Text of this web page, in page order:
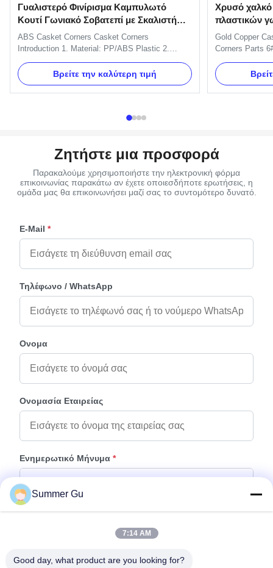
Γυαλιστερό Φινίρισμα Καμπυλωτό
Κουτί Γωνιακό Σοβατεπί με Σκαλιστή
Ανάγλυφη Υφή Λουλουδιών
ABS Casket Corners​ Casket Corners​
Introduction 1. Material: PP/ABS Plastic 2.
Packing: Each PC in a polybag, then in carton.
4. More models are available. 5. ISO certificate
and OEM service available. Casket Corners
Βρείτε την καλύτερη τιμή
Χρυσό χαλκό
πλαστικών
9#
Gold Copper
Corners Parts
Gold, Silver
Material Plastic
(Mainland)
Ζητήστε μια προσφορά
Παρακαλούμε χρησιμοποιήστε την ηλεκτρονική φόρμα
επικοινωνίας παρακάτω αν έχετε οποιεσδήποτε ερωτήσεις, η
ομάδα μας θα επικοινωνήσει μαζί σας το συντομότερο δυνατό.
E-Mail *
Τηλέφωνο / WhatsApp
Ονομα
Ονομασία Εταιρείας
Ενημερωτικό Μήνυμα *
Προσάρτηση Αρχείων
Summer Gu
7:14 AM
Good day, what product are you looking for?